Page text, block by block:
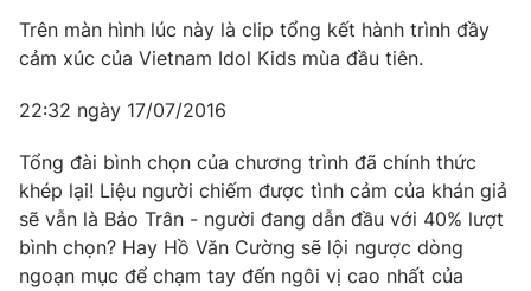
Liên hệ tòa soạn English
THỜI BÁO VTV
Theo dõi báo trên
Trên màn hình lúc này là clip tổng kết hành trình đầy
cảm xúc của Vietnam Idol Kids mùa đầu tiên.
22:32 ngày 17/07/2016
Tổng đài bình chọn của chương trình đã chính thức
khép lại! Liệu người chiếm được tình cảm của khán giả
sẽ vẫn là Bảo Trân - người đang dẫn đầu với 40% lượt
bình chọn? Hay Hồ Văn Cường sẽ lội ngược dòng
ngoạn mục để chạm tay đến ngôi vị cao nhất của